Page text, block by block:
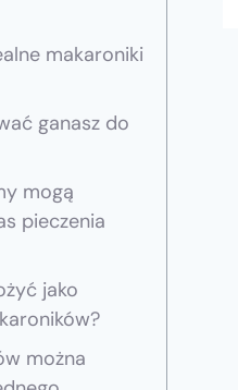
makaroniki
ganasz do
mogą
pieczenia
jako
można